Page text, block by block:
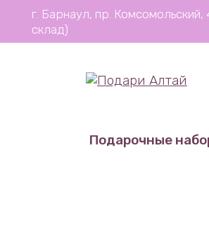
Перейти
содержанию
г. Барнаул, пр. Комсомольский,
склад)
Подарочные